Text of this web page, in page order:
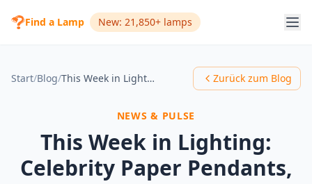
Find a Lamp New: 21,850+ lamps
Start/Blog/ This Week in Lighting: Celebrity Paper Pendants, the Four-Layer Formula, and the End of 'Fast Lighting' Zurück zum Blog
NEWS & PULSE
This Week in Lighting:
Celebrity Paper Pendants,